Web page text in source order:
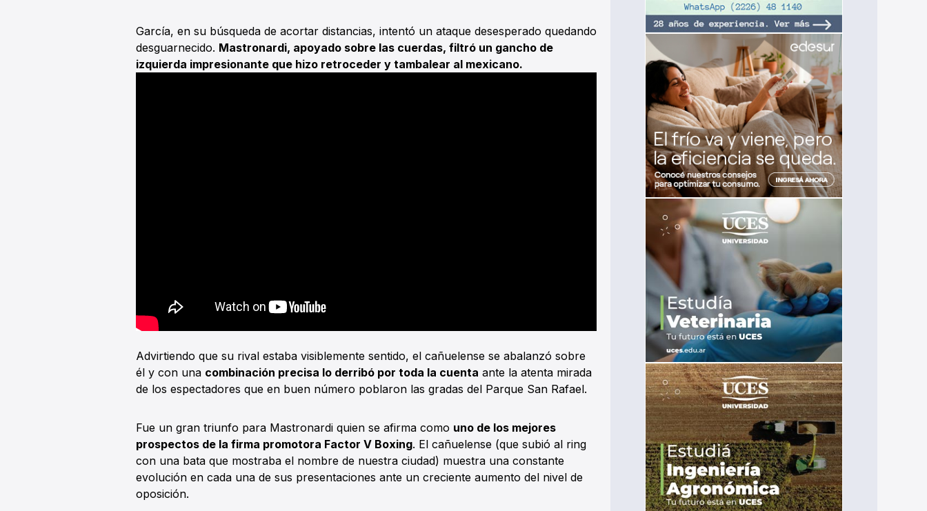
García, en su búsqueda de acortar distancias, intentó un ataque desesperado quedando
desguarnecido. Mastronardi, apoyado sobre las cuerdas, filtró un gancho de
izquierda impresionante que hizo retroceder y tambalear al mexicano.
Advirtiendo que su rival estaba visiblemente sentido, el cañuelense se abalanzó sobre
él y con una combinación precisa lo derribó por toda la cuenta ante la atenta mirada
de los espectadores que en buen número poblaron las gradas del Parque San Rafael.
Fue un gran triunfo para Mastronardi quien se afirma como uno de los mejores
prospectos de la firma promotora Factor V Boxing. El cañuelense (que subió al ring
con una bata que mostraba el nombre de nuestra ciudad) muestra una constante
evolución en cada una de sus presentaciones ante un creciente aumento del nivel de
oposición.